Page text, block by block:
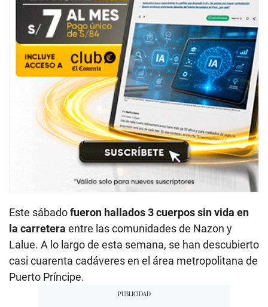
Este sábadofueron hallados 3 cuerpos sin vida en
la carretera entre las comunidades de Nazon y
Lalue. A lo largo de esta semana, se han descubierto
casi cuarenta cadáveres en el área metropolitana de
Puerto Príncipe.